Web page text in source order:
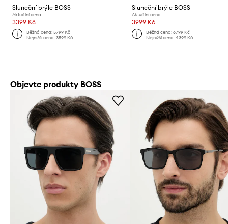
Sluneční brýle BOSS
Aktuální cena:
3399 Kč
Běžná cena:5799 Kč
Nejnižší cena:3599 Kč
Sluneční brýle BOSS
Aktuální cena:
3999 Kč
Běžná cena: 6799 Kč
Nejnižší cena: 4399 Kč
Objevte produkty BOSS